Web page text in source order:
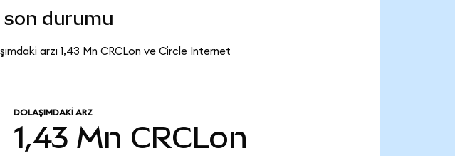
son durumu
arzı 1,43 Mn CRCLon ve Circle Internet
DOLAŞIMDAKI ARZ
1,43 Mn CRCLon